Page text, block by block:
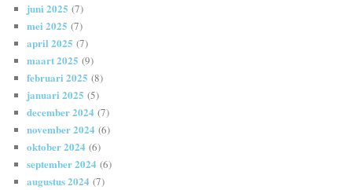
juni 2025 (7)
mei 2025 (7)
april 2025 (7)
maart 2025 (9)
februari 2025 (8)
januari 2025 (5)
december 2024 (7)
november 2024 (6)
oktober 2024 (6)
september 2024 (6)
augustus 2024 (7)